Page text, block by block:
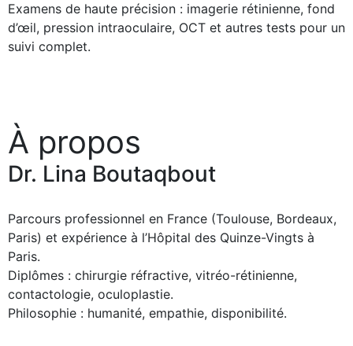
Examens de haute précision : imagerie rétinienne, fond
d’œil, pression intraoculaire, OCT et autres tests pour un
suivi complet.
À propos
Dr. Lina Boutaqbout
Parcours professionnel en France (Toulouse, Bordeaux,
Paris) et expérience à l’Hôpital des Quinze-Vingts à
Paris.
Diplômes : chirurgie réfractive, vitréo-rétinienne,
contactologie, oculoplastie.
Philosophie : humanité, empathie, disponibilité.